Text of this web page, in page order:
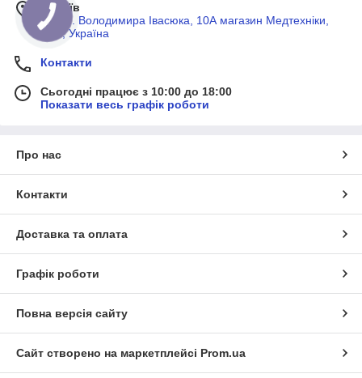
м. Київ
просп. Володимира Івасюка, 10А магазин Медтехніки,
Київ, Україна
Контакти
Сьогодні працює з 10:00 до 18:00
Показати весь графік роботи
Про нас
Контакти
Доставка та оплата
Графік роботи
Повна версія сайту
Сайт створено на маркетплейсі Prom.ua